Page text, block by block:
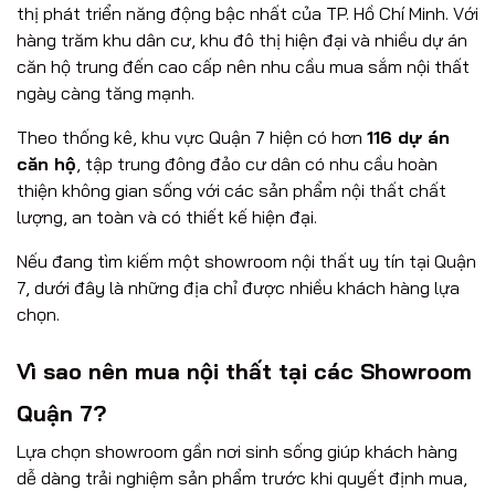
thị phát triển năng động bậc nhất của TP. Hồ Chí Minh. Với
hàng trăm khu dân cư, khu đô thị hiện đại và nhiều dự án
căn hộ trung đến cao cấp nên nhu cầu mua sắm nội thất
ngày càng tăng mạnh.
Theo thống kê, khu vực Quận 7 hiện có hơn 116 dự án
căn hộ, tập trung đông đảo cư dân có nhu cầu hoàn
thiện không gian sống với các sản phẩm nội thất chất
lượng, an toàn và có thiết kế hiện đại.
Nếu đang tìm kiếm một showroom nội thất uy tín tại Quận
7, dưới đây là những địa chỉ được nhiều khách hàng lựa
chọn.
Vì sao nên mua nội thất tại các Showroom
Quận 7?
Lựa chọn showroom gần nơi sinh sống giúp khách hàng
dễ dàng trải nghiệm sản phẩm trước khi quyết định mua,